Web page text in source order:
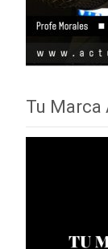
Tu Marca